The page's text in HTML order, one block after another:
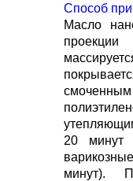
Способ
Масло
20
минут).